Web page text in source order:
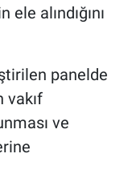
ele alındığını
panelde
vakıf
ve